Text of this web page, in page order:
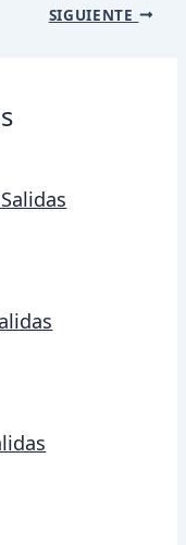
SIGUIENTE